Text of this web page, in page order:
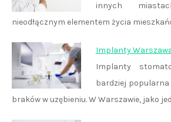
innych
nieodłącznym elementem życia
Implanty
Implanty
bardziej popularna
braków w uzębieniu. W Warszawie, jako